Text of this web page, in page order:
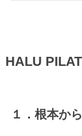
HALU
１．根本か